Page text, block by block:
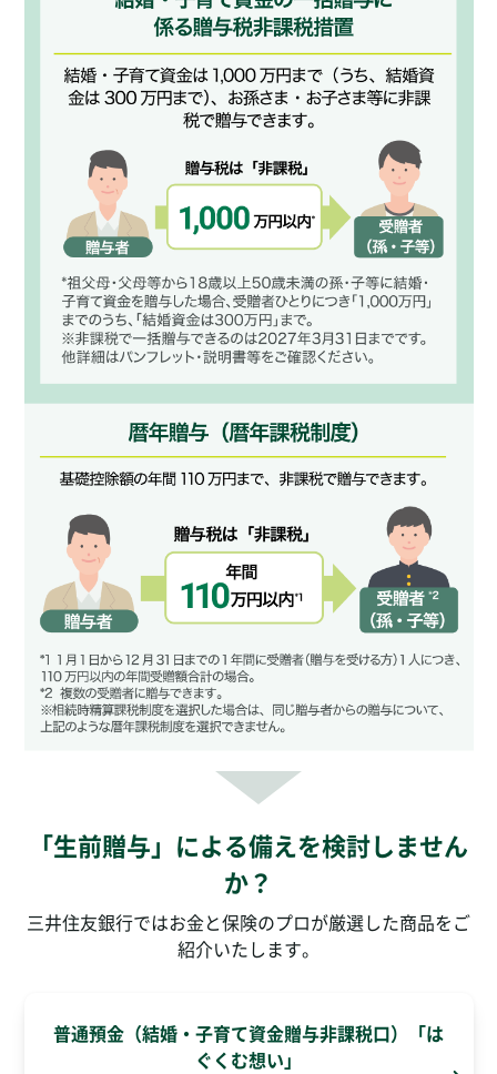
「生前贈与」による備えを検討しません
か？
三井住友銀行ではお金と保険のプロが厳選した商品をご
紹介いたします。
普通預金（結婚・子育て資金贈与非課税口）
「は
ぐくむ想い」